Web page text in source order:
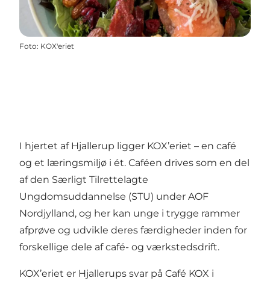
Foto: KOX'eriet
I hjertet af Hjallerup ligger KOX’eriet – en café
og et læringsmiljø i ét. Caféen drives som en del
af den Særligt Tilrettelagte
Ungdomsuddannelse (STU) under AOF
Nordjylland, og her kan unge i trygge rammer
afprøve og udvikle deres færdigheder inden for
forskellige dele af café- og værkstedsdrift.
KOX’eriet er Hjallerups svar på Café KOX i